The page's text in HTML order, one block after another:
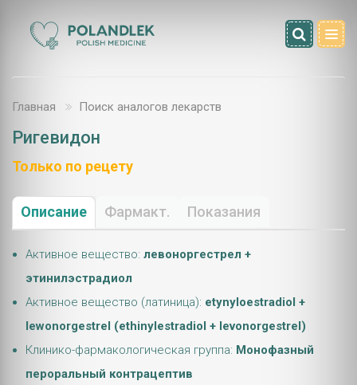
Главная Поиск аналогов лекарств
Ригевидон
Только по рецету
Описание Фармакт. Показания
Активное вещество: левоноргестрел +
этинилэстрадиол
Активное вещество (латиница): etynyloestradiol +
lewonorgestrel (ethinylestradiol + levonorgestrel)
Клинико-фармакологическая группа: Монофазный
пероральный контрацептив